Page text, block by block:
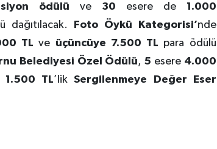
ödülü ve 30 esere de 1.000
dağıtılacak. Foto Öykü Kategorisi’nde
TL ve üçüncüye 7.500 TL para ödülü
Belediyesi Özel Ödülü, 5 esere 4.000
1.500 TL’likSergilenmeye Değer Eser